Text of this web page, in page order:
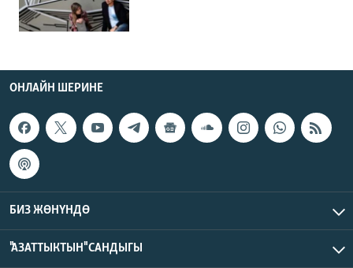
ОНЛАЙН ШЕРИНЕ
БИЗ ЖӨНҮНДӨ
"АЗАТТЫКТЫН" САНДЫГЫ